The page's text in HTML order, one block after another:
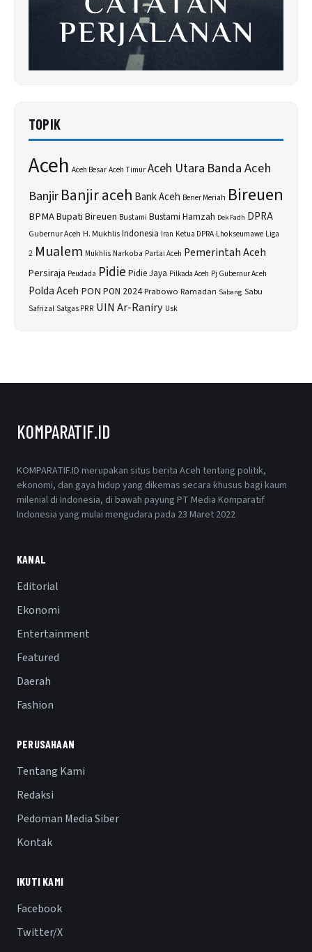
TOPIK
Aceh Aceh BesarAceh TimurAceh Utara Banda Aceh
BanjirBanjir aceh Bank Aceh Bener Meriah Bireuen
BPMABupati Bireuen Bustami Bustami Hamzah Dek Fadh DPRA
Gubernur Aceh H. MukhlisIndonesia Iran Ketua DPRA Lhokseumawe Liga
2 Mualem Mukhlis Narkoba Partai Aceh Pemerintah Aceh
Persiraja Peudada Pidie Pidie Jaya Pilkada Aceh Pj Gubernur Aceh
Polda Aceh PON PON 2024Prabowo Ramadan Sabang Sabu
Safrizal Satgas PRR UIN Ar-Raniry Usk
KOMPARATIF.ID
KOMPARATIF.ID merupakan situs berita Aceh tentang politik,
ekonomi, dan gaya hidup yang dikemas secara khusus bagi kaum
milenial di Indonesia, di bawah payung PT Media Komparatif
Indonesia yang mulai mengudara pada 23 Maret 2022
KANAL
Editorial
Ekonomi
Entertainment
Featured
Daerah
Fashion
PERUSAHAAN
Tentang Kami
Redaksi
Pedoman Media Siber
Kontak
IKUTI KAMI
Facebook
Twitter/X